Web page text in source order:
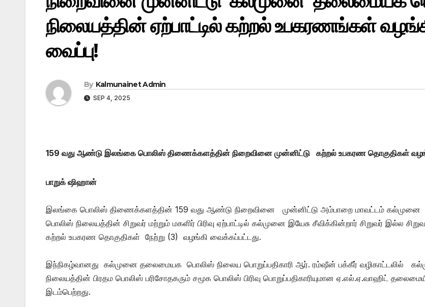
நிலையத்தின் ஏற்பாட்டில் கற்றல் உபகரணங்கள்
வைப்பு!
By Kalmunainet Admin
SEP 4, 2025
159 வது ஆண்டு இலங்கை பொலிஸ் திணைக்களத்தின் நிறைவினை முன்னிட்டு கற்றல் உபகரண தொகுதிகள்
பாறுக் ஷிஹான்
இலங்கை பொலிஸ் திணைக்களத்தின் 159 வது ஆண்டு நிறைவினை முன்னிட்டு அம்பாறை மாவட்டம்
பொலிஸ் நிலையத்தின் சிறுவர் மற்றும் மகளிர் பிரிவு ஏற்பாட்டில் கல்முனை இயேசு சீவிக்கின்றார் சிறுவர் இல்ல
கற்றல் உபகரண தொகுதிகள் நேற்று (3) வழங்கி வைக்கப்பட்டது.
இந்நிகழ்வானது கல்முனை தலைமையக பொலிஸ் நிலைய பொறுப்பதிகாரி ஆர். ரம்ஷீன் பக்கீர் வழிகாட்டலில்
நிலையத்தின் பிரதம பொலிஸ் பரிசோதகரும் சமூக பொலிஸ் பிரிவு பொறுப்பதிகாரியுமான ஏ.எல்.ஏ.வாஹிட்
இடம்பெற்றது.